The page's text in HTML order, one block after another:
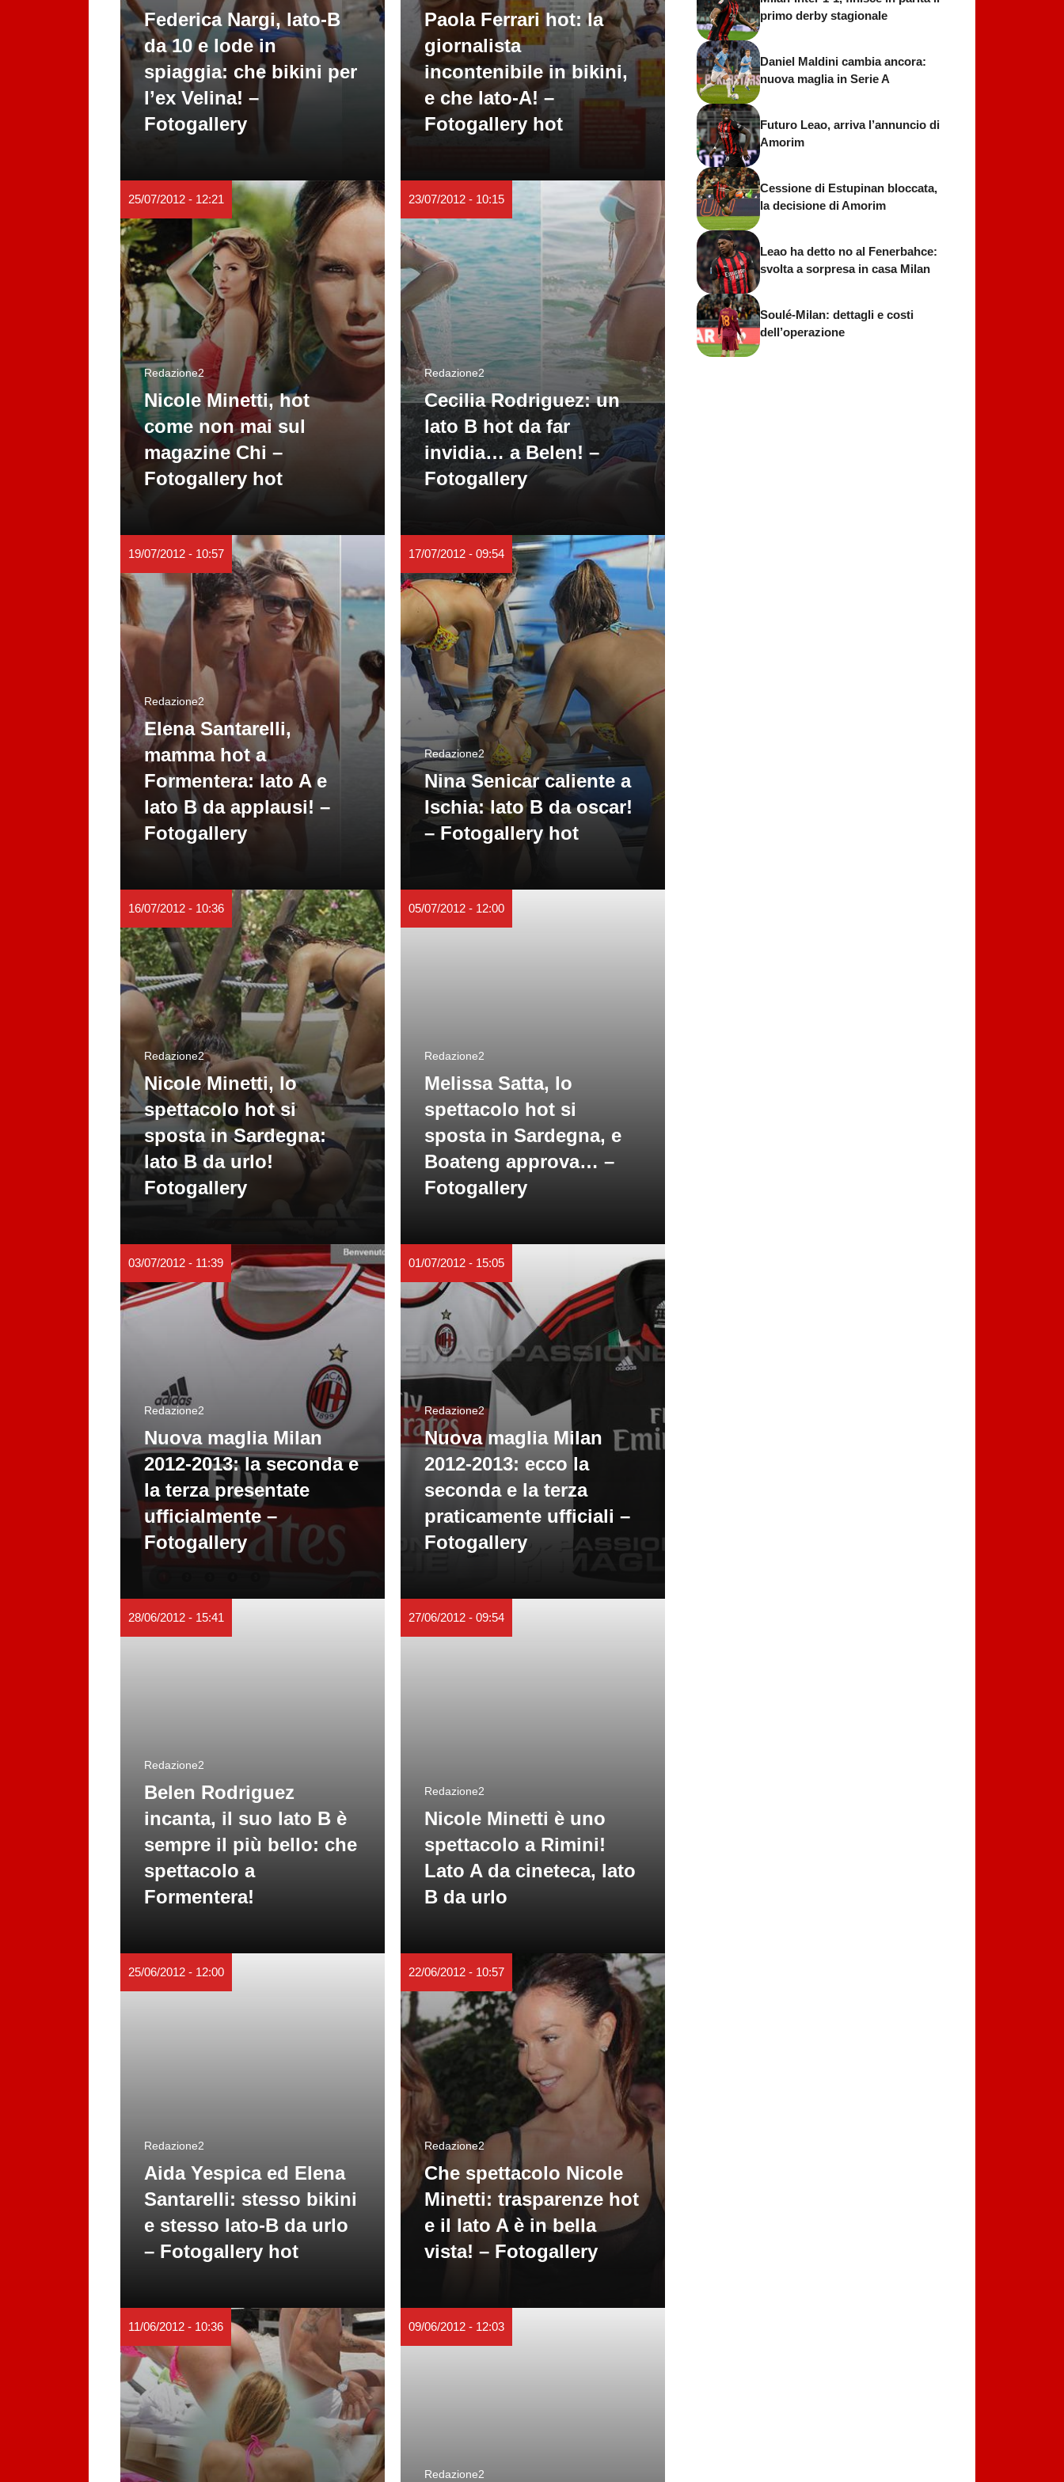
Federica Nargi, lato-B
da 10 e lode in
spiaggia: che bikini per
l’ex Velina! –
Fotogallery
Paola Ferrari hot: la
giornalista
incontenibile in bikini,
e che lato-A! –
Fotogallery hot
25/07/2012 - 12:21
Redazione2
Nicole Minetti, hot
come non mai sul
magazine Chi –
Fotogallery hot
23/07/2012 - 10:15
Redazione2
Cecilia Rodriguez: un
lato B hot da far
invidia… a Belen! –
Fotogallery
19/07/2012 - 10:57
Redazione2
Elena Santarelli,
mamma hot a
Formentera: lato A e
lato B da applausi! –
Fotogallery
17/07/2012 - 09:54
Redazione2
Nina Senicar caliente a
Ischia: lato B da oscar!
– Fotogallery hot
16/07/2012 - 10:36
Redazione2
Nicole Minetti, lo
spettacolo hot si
sposta in Sardegna:
lato B da urlo!
Fotogallery
05/07/2012 - 12:00
Redazione2
Melissa Satta, lo
spettacolo hot si
sposta in Sardegna, e
Boateng approva… –
Fotogallery
03/07/2012 - 11:39
Redazione2
Nuova maglia Milan
2012-2013: la seconda e
la terza presentate
ufficialmente –
Fotogallery
01/07/2012 - 15:05
Redazione2
Nuova maglia Milan
2012-2013: ecco la
seconda e la terza
praticamente ufficiali –
Fotogallery
28/06/2012 - 15:41
Redazione2
Belen Rodriguez
incanta, il suo lato B è
sempre il più bello: che
spettacolo a
Formentera!
27/06/2012 - 09:54
Redazione2
Nicole Minetti è uno
spettacolo a Rimini!
Lato A da cineteca, lato
B da urlo
25/06/2012 - 12:00
Redazione2
Aida Yespica ed Elena
Santarelli: stesso bikini
e stesso lato-B da urlo
– Fotogallery hot
22/06/2012 - 10:57
Redazione2
Che spettacolo Nicole
Minetti: trasparenze hot
e il lato A è in bella
vista! – Fotogallery
11/06/2012 - 10:36 09/06/2012 - 12:03
Redazione2
primo derby stagionale
Daniel Maldini cambia ancora:
nuova maglia in Serie A
Futuro Leao, arriva l’annuncio di
Amorim
Cessione di Estupinan bloccata,
la decisione di Amorim
Leao ha detto no al Fenerbahce:
svolta a sorpresa in casa Milan
Soulé-Milan: dettagli e costi
dell’operazione